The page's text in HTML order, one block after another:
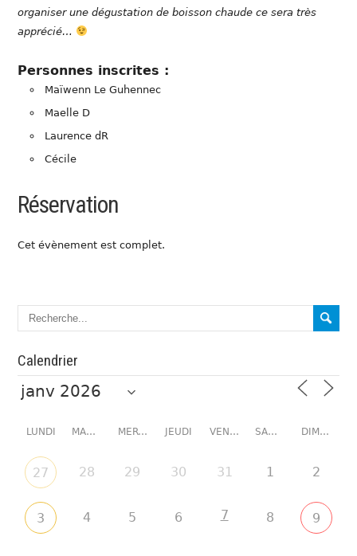
organiser une dégustation de boisson chaude ce sera très
apprécié…
Personnes inscrites :
Maïwenn Le Guhennec
Maelle D
Laurence dR
Cécile
Réservation
Cet évènement est complet.
Calendrier
LUNDI MARDI MERCREDI JEUDI VENDREDI SAMEDI DIMANCHE
27 28 29 30 31 1 2
3 4 5 6 7 8 9